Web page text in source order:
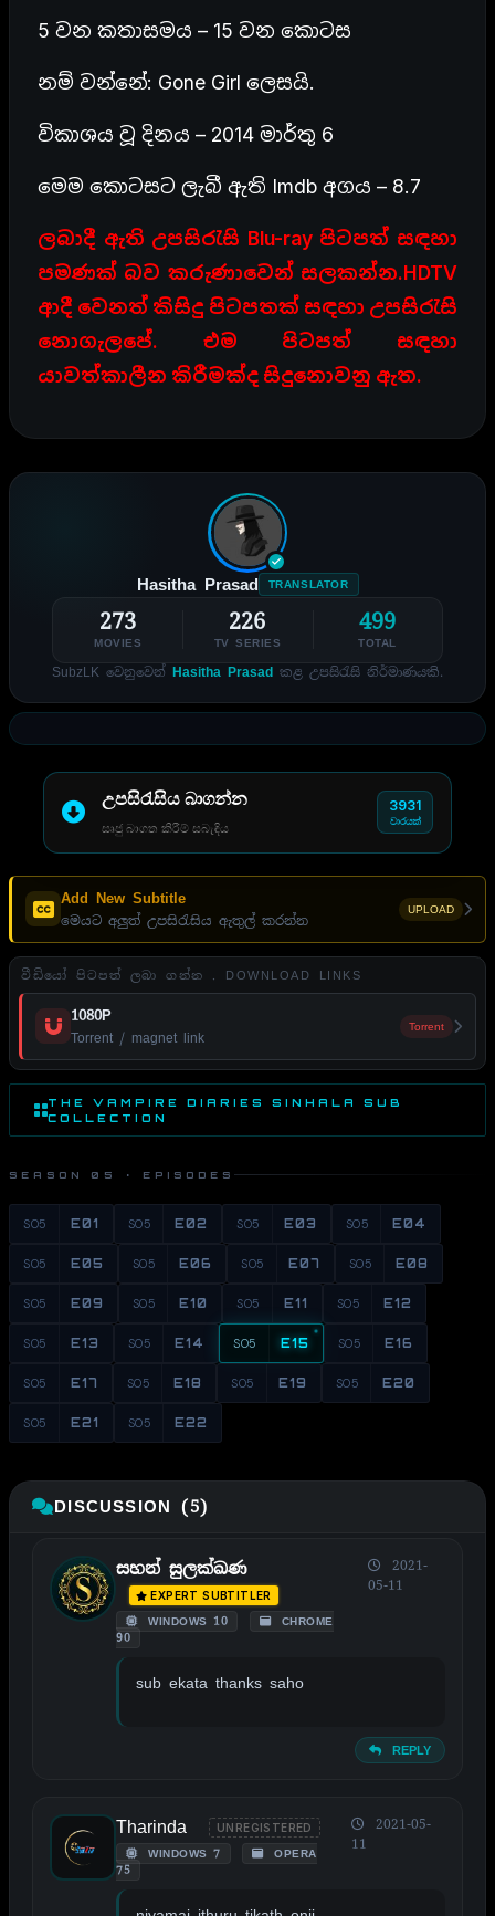
5 වන කතාසමය – 15 වන කොටස
නම් වන්නේ: Gone Girl ලෙසයි.
විකාශය වූ දිනය – 2014 මාර්තු 6
මෙම කොටසට ලැබී ඇති Imdb අගය – 8.7
ලබාදී ඇති උපසිරැසි Blu-ray පිටපත් සඳහා
පමණක් බව කරුණාවෙන් සලකන්න.HDTV
ආදී වෙනත් කිසිදු පිටපතක් සඳහා උපසිරැසි
නොගැලපේ. එම පිටපත් සඳහා
යාවත්කාලීන කිරීමක්ද සිදුනොවනු ඇත.
Hasitha Prasad TRANSLATOR
273
MOVIES
226
TV SERIES
499
TOTAL
SubzLK වෙනුවෙන් Hasitha Prasad කළ උපසිරැසි නිර්මාණයකි.
උපසිරැසිය බාගන්න
සෘජු බාගත කිරීම් සබැඳිය
3931
වාරයක්
Add New Subtitle
මෙයට අලුත් උපසිරැසිය ඇතුල් කරන්න
UPLOAD
වීඩියෝ පිටපත් ලබා ගන්න . DOWNLOAD LINKS
1080P
Torrent / magnet link
Torrent
THE VAMPIRE DIARIES SINHALA SUB
COLLECTION
SEASON 05 · EPISODES
S05 E01 S05 E02 S05 E03 S05 E04
S05 E05 S05 E06 S05 E07 S05 E08
S05 E09 S05 E10 S05 E11 S05 E12
S05 E13 S05 E14 S05 E15 S05 E16
S05 E17 S05 E18 S05 E19 S05 E20
S05 E21 S05 E22
DISCUSSION (5)
සහන් සුලක්ඛණ
EXPERT SUBTITLER
WINDOWS 10
CHROME
90
2021-
05-11
sub ekata thanks saho
REPLY
Tharinda UNREGISTERED
WINDOWS 7
OPERA
75
2021-05-
11